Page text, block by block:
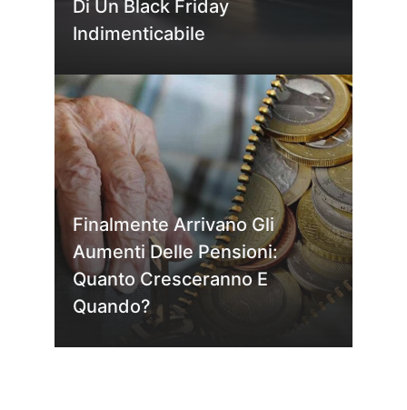
Di Un Black Friday
Indimenticabile
Finalmente Arrivano Gli
Aumenti Delle Pensioni:
Quanto Cresceranno E
Quando?